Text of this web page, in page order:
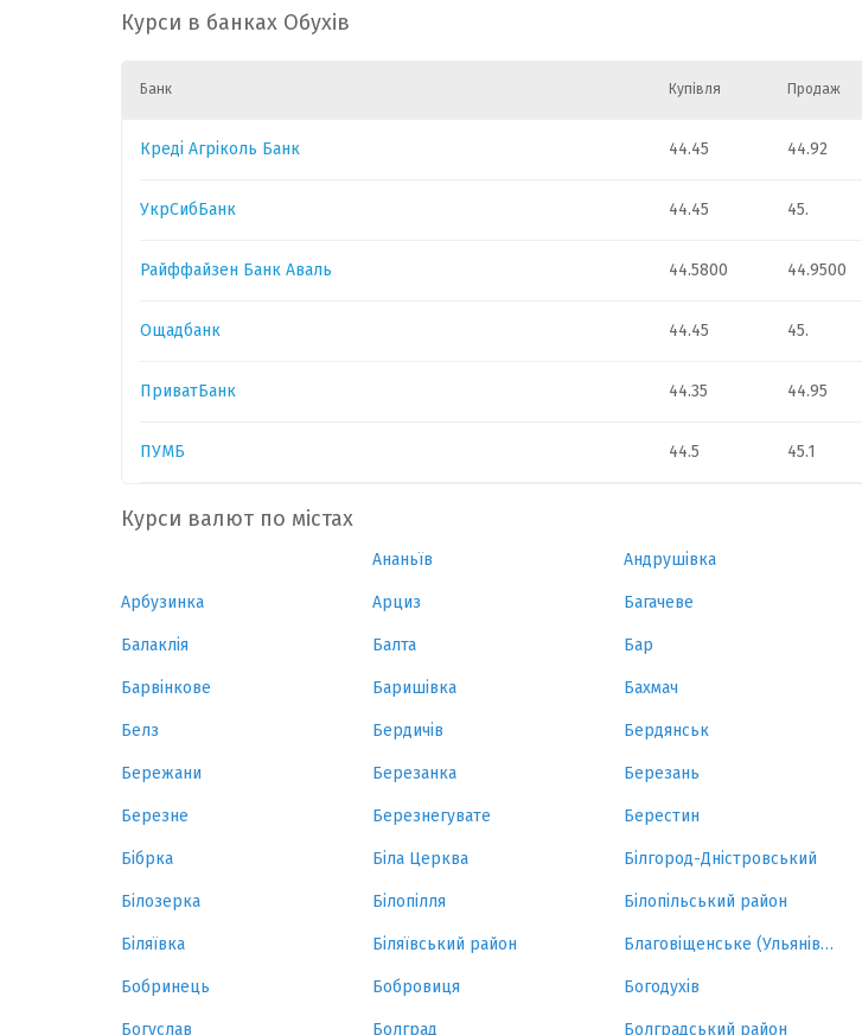
Курси в банках Обухів
Банк Купівля Продаж
Креді Агріколь Банк 44.45 44.92
УкрСибБанк 44.45 45.
Райффайзен Банк Аваль 44.5800 44.9500
Ощадбанк 44.45 45.
ПриватБанк 44.35 44.95
ПУМБ 44.5 45.1
Курси валют по містах
Ананьїв Андрушівка
Арбузинка Арциз Багачеве
Балаклія Балта Бар
Барвінкове Баришівка Бахмач
Белз Бердичів Бердянськ
Бережани Березанка Березань
Березне Березнегувате Берестин
Бібрка Біла Церква Білгород-Дністровський
Білозерка Білопілля Білопільський район
Біляївка Біляївський район Благовіщенське (Ульянівка)
Бобринець Бобровиця Богодухів
Богуслав Болград Болградський район